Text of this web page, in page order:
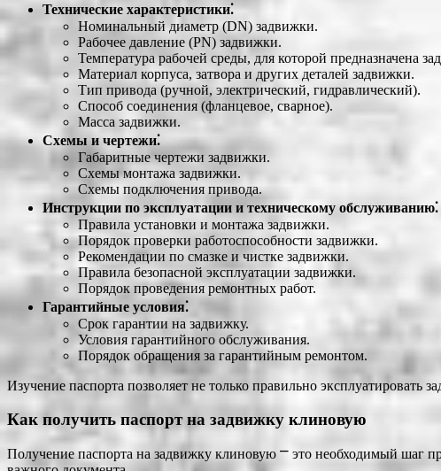
Технические характеристики⁚
Номинальный диаметр (DN) задвижки.
Рабочее давление (PN) задвижки.
Температура рабочей среды, для которой предназначена
Материал корпуса, затвора и других деталей задвижки.
Тип привода (ручной, электрический, гидравлический).
Способ соединения (фланцевое, сварное).
Масса задвижки.
Схемы и чертежи⁚
Габаритные чертежи задвижки.
Схемы монтажа задвижки.
Схемы подключения привода.
Инструкции по эксплуатации и техническому обслуживанию⁚
Правила установки и монтажа задвижки.
Порядок проверки работоспособности задвижки.
Рекомендации по смазке и чистке задвижки.
Правила безопасной эксплуатации задвижки.
Порядок проведения ремонтных работ.
Гарантийные условия⁚
Срок гарантии на задвижку.
Условия гарантийного обслуживания.
Порядок обращения за гарантийным ремонтом.
Изучение паспорта позволяет не только правильно
Как получить паспорт на задвижку клиновую
Получение паспорта на задвижку клиновую ⎻ это необходимый шаг